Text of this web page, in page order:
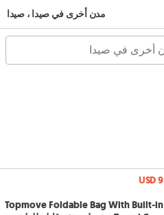
مدن أخرى في صيدا ، صيدا
USD 9
Topmove Foldable Bag With Built-in